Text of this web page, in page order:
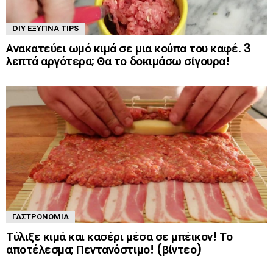
DIY ΈΞΥΠΝΑ TIPS
Ανακατεύει ωμό κιμά σε μια κούπα του καφέ. 3
λεπτά αργότερα; Θα το δοκιμάσω σίγουρα!
ΓΑΣΤΡΟΝΟΜΊΑ
Τύλιξε κιμά και κασέρι μέσα σε μπέικον! Το
αποτέλεσμα; Πεντανόστιμο! (βίντεο)